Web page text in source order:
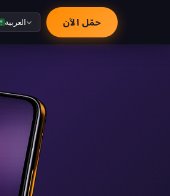
العربية حمّل الآن